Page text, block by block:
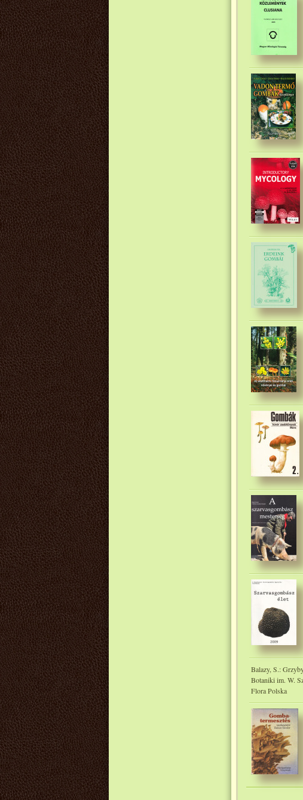
Balazy, S.:
Botaniki im. W.
Flora Polska